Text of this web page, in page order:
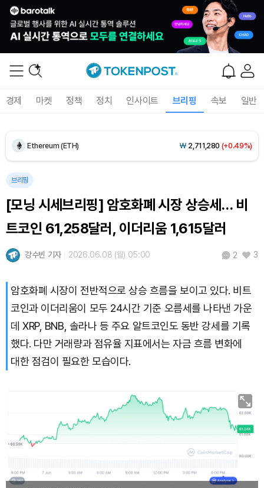
경제 마켓 정책 정치 인사이트 브리핑 속보 일반
Ethereum (ETH) ₩ 2,711,280 (+0.49%)
Tether USDt (USDT)
BNB (BNB) ₩850,096 (+0.16%)
USDC (USDC) ₩ 1,409(-0.01%)
Solana (SOL) ₩108,335(+1.19%)
TRON (TRX) ₩ 464.9 (+0.04%)
₩91,818,842(+0.57%)
브리핑
[모닝 시세브리핑] 암호화폐 시장 상승세… 비
트코인 61,258달러, 이더리움 1,615달러
강수빈 기자 2026.06.08 (월) 05:00 2 3
암호화폐 시장이 전반적으로 상승 흐름을 보이고 있다. 비트
코인과 이더리움이 모두 24시간 기준 오름세를 나타낸 가운
데 XRP, BNB, 솔라나 등 주요 알트코인도 동반 강세를 기록
했다. 다만 거래량과 점유율 지표에서는 자금 흐름 변화에
대한 점검이 필요한 모습이다.